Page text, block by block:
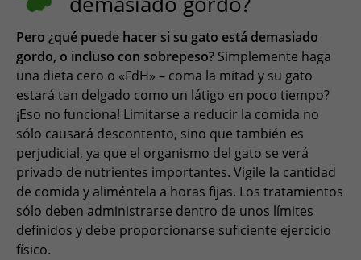
Pero ¿qué puede hacer si su gato está demasiado
gordo, o incluso con sobrepeso? Simplemente haga
una dieta cero o «FdH» – coma la mitad y su gato
estará tan delgado como un látigo en poco tiempo?
¡Eso no funciona! Limitarse a reducir la comida no
sólo causará descontento, sino que también es
perjudicial, ya que el organismo del gato se verá
privado de nutrientes importantes. Vigile la cantidad
de comida y aliméntela a horas fijas. Los tratamientos
sólo deben administrarse dentro de unos límites
definidos y debe proporcionarse suficiente ejercicio
físico.